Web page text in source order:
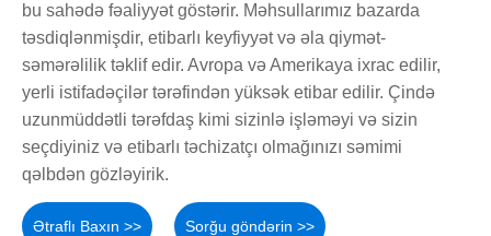
bu sahədə fəaliyyət göstərir. Məhsullarımız bazarda
təsdiqlənmişdir, etibarlı keyfiyyət və əla qiymət-
səmərəlilik təklif edir. Avropa və Amerikaya ixrac edilir,
yerli istifadəçilər tərəfindən yüksək etibar edilir. Çində
uzunmüddətli tərəfdaş kimi sizinlə işləməyi və sizin
seçdiyiniz və etibarlı təchizatçı olmağınızı səmimi
qəlbdən gözləyirik.
Ətraflı Baxın >> Sorğu göndərin >>